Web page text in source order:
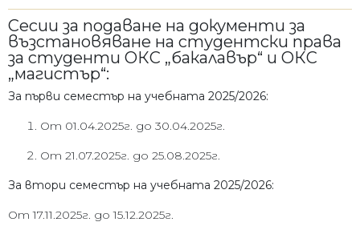
Сесии за подаване на документи за
възстановяване на студентски права
за студенти ОКС „бакалавър“ и ОКС
„магистър“:
За първи семестър на учебната 2025/2026:
От 01.04.2025г. до 30.04.2025г.
От 21.07.2025г. до 25.08.2025г.
За втори семестър на учебната 2025/2026:
От 17.11.2025г. до 15.12.2025г.